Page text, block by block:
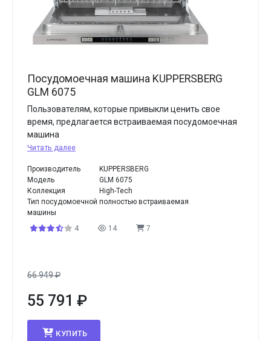
Посудомоечная машина KUPPERSBERG
GLM 6075
Пользователям, которые привыкли ценить свое
время, предлагается встраиваемая посудомоечная
машина
Читать далее
Производитель
KUPPERSBERG
Модель
GLM 6075
Коллекция
High-Tech
Тип посудомоечной
машины
полностью встраиваемая
4 14 7
66 949₽
55 791 ₽
КУПИТЬ